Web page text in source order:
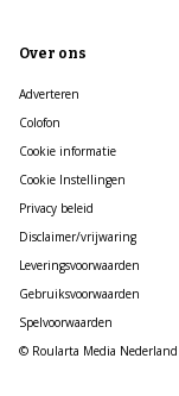
Over ons
Adverteren
Colofon
Cookie informatie
Cookie Instellingen
Privacy beleid
Disclaimer/vrijwaring
Leveringsvoorwaarden
Gebruiksvoorwaarden
Spelvoorwaarden
© Roularta Media Nederland